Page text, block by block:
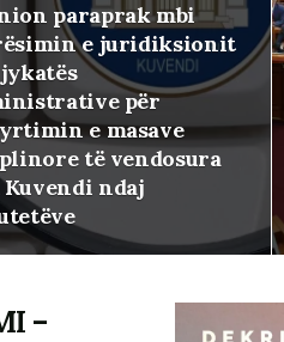
paraprak mbi
e juridiksionit
për
e masave
të vendosura
Kuvendi ndaj
–